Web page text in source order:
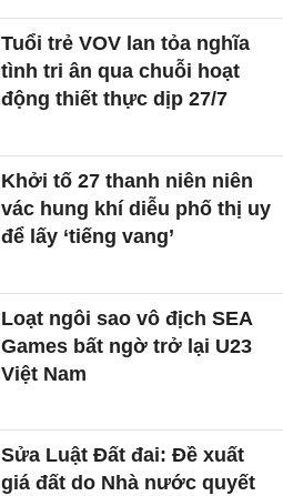
Tuổi trẻ VOV lan tỏa nghĩa
tình tri ân qua chuỗi hoạt
động thiết thực dịp 27/7
Khởi tố 27 thanh niên niên
vác hung khí diễu phố thị uy
để lấy ‘tiếng vang’
Loạt ngôi sao vô địch SEA
Games bất ngờ trở lại U23
Việt Nam
Sửa Luật Đất đai: Đề xuất
giá đất do Nhà nước quyết